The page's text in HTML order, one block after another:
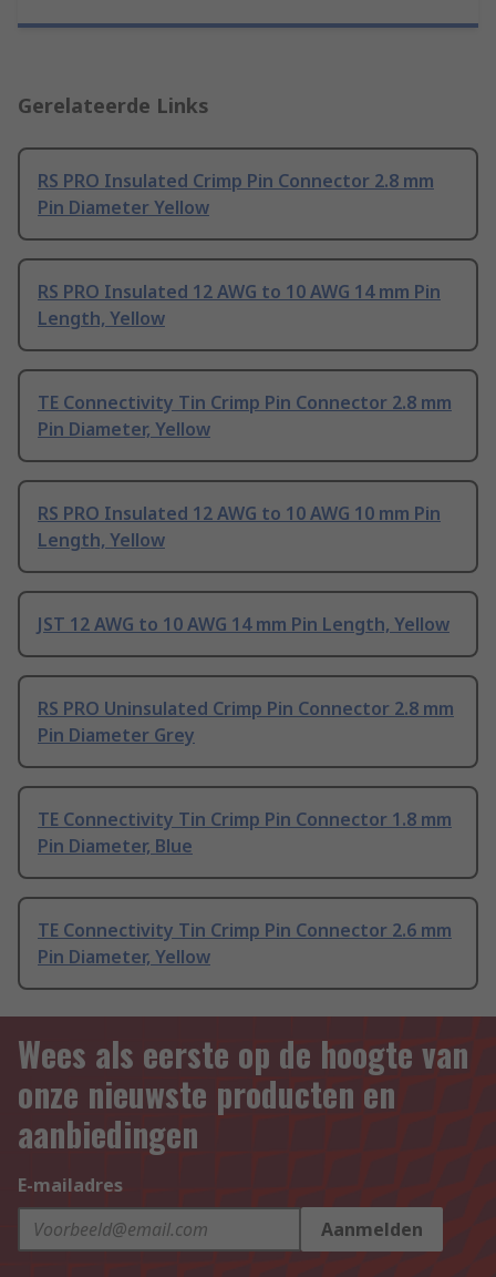
Gerelateerde Links
RS PRO Insulated Crimp Pin Connector 2.8 mm
Pin Diameter Yellow
RS PRO Insulated 12 AWG to 10 AWG 14 mm Pin
Length, Yellow
TE Connectivity Tin Crimp Pin Connector 2.8 mm
Pin Diameter, Yellow
RS PRO Insulated 12 AWG to 10 AWG 10 mm Pin
Length, Yellow
JST 12 AWG to 10 AWG 14 mm Pin Length, Yellow
RS PRO Uninsulated Crimp Pin Connector 2.8 mm
Pin Diameter Grey
TE Connectivity Tin Crimp Pin Connector 1.8 mm
Pin Diameter, Blue
TE Connectivity Tin Crimp Pin Connector 2.6 mm
Pin Diameter, Yellow
Wees als eerste op de hoogte van
onze nieuwste producten en
aanbiedingen
E-mailadres
Aanmelden